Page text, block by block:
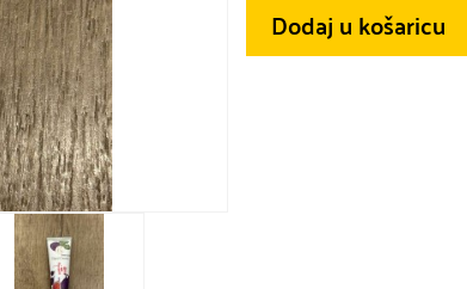
Dodaj u košaricu